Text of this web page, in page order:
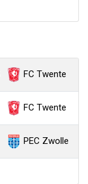
FC Twente
FC Twente
PEC Zwolle